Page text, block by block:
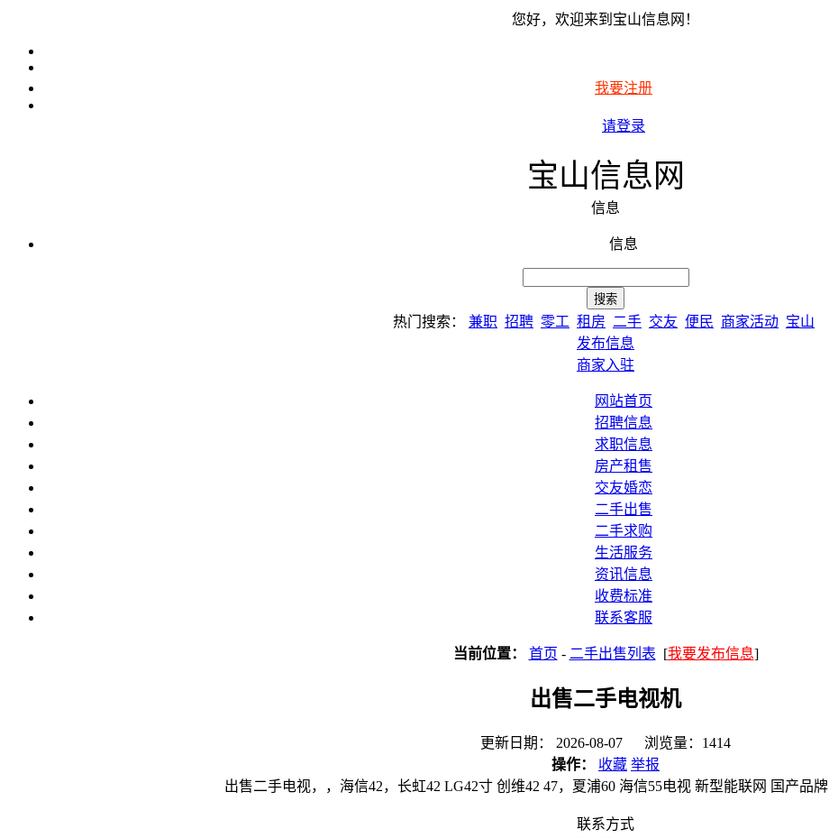
您好，欢迎来到宝山信息网！
我要注册
请登录
宝山信息网
信息
信息
热门搜索： 兼职 招聘 零工 租房 二手 交友 便民 商家活动 宝山
发布信息
商家入驻
网站首页
招聘信息
求职信息
房产租售
交友婚恋
二手出售
二手求购
生活服务
资讯信息
收费标准
联系客服
当前位置： 首页 - 二手出售列表 [我要发布信息]
出售二手电视机
更新日期： 2026-08-07 浏览量：1414
操作：
收藏 举报
出售二手电视，，海信42，长虹42 LG42寸 创维42 47，夏浦60 海信55电视 新型能联网 国产品
联系方式